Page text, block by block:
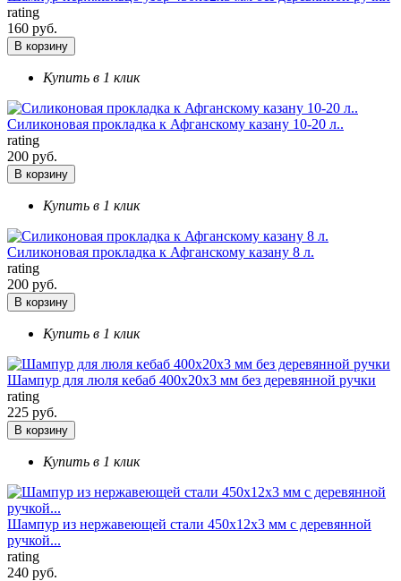
rating
160 руб.
В корзину
Купить в 1 клик
Силиконовая прокладка к Афганскому казану 10-20 л..
rating
200 руб.
В корзину
Купить в 1 клик
Силиконовая прокладка к Афганскому казану 8 л.
rating
200 руб.
В корзину
Купить в 1 клик
Шампур для люля кебаб 400х20х3 мм без деревянной ручки
rating
225 руб.
В корзину
Купить в 1 клик
Шампур из нержавеющей стали 450х12х3 мм с деревянной
ручкой...
rating
240 руб.